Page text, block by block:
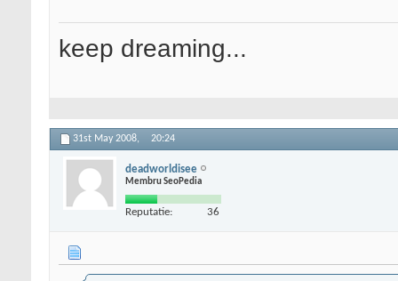
keep dreaming...
31st May 2008, 20:24
deadworldisee
Membru SeoPedia
Reputatie: 36